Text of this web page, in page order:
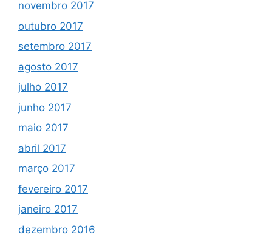
novembro 2017
outubro 2017
setembro 2017
agosto 2017
julho 2017
junho 2017
maio 2017
abril 2017
março 2017
fevereiro 2017
janeiro 2017
dezembro 2016